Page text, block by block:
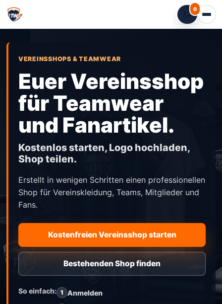
0
VEREINSSHOPS & TEAMWEAR
Euer Vereinsshop
für Teamwear
und Fanartikel.
Kostenlos starten, Logo hochladen,
Shop teilen.
Erstellt in wenigen Schritten einen professionellen
Shop für Vereinskleidung, Teams, Mitglieder und
Fans.
Kostenfreien Vereinsshop starten
Bestehenden Shop finden
So einfach: 1 Anmelden